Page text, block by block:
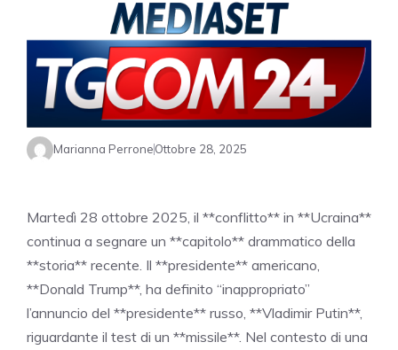
Marianna PerroneOttobre 28, 2025
Martedì 28 ottobre 2025, il **conflitto** in **Ucraina**
continua a segnare un **capitolo** drammatico della
**storia** recente. Il **presidente** americano,
**Donald Trump**, ha definito “inappropriato”
l’annuncio del **presidente** russo, **Vladimir Putin**,
riguardante il test di un **missile**. Nel contesto di una